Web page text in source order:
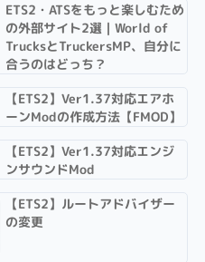
ETS2・ATSをもっと楽しむため
の外部サイト2選｜World of
TrucksとTruckersMP、自分に
合うのはどっち？
【ETS2】Ver1.37対応エアホ
ーンModの作成方法【FMOD】
【ETS2】Ver1.37対応エンジ
ンサウンドMod
【ETS2】ルートアドバイザー
の変更